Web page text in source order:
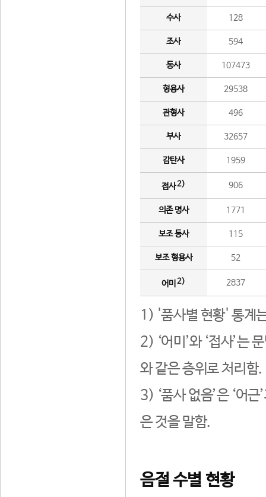
수사 128
조사 594
동사 107473
형용사 29538
관형사 496
부사 32657
감탄사 1959
접사2) 906
의존 명사 1771
보조 동사 115
보조 형용사 52
어미 2) 2837
1) '품사별 현황' 통계
2) ‘어미’와 ‘접사’는
와 같은 층위로 처리함.
3) ‘품사 없음’은 ‘어
은 것을 말함.
음절 수별 현황